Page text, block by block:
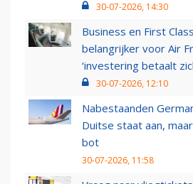
30-07-2026, 14:30
Business en First
belangrijker voor Air
‘investering betaalt
30-07-2026, 12:10
Nabestaanden
Duitse staat aan,
bot
30-07-2026, 11:58